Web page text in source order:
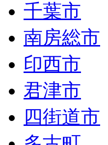
千葉市
南房総市
印西市
君津市
四街道市